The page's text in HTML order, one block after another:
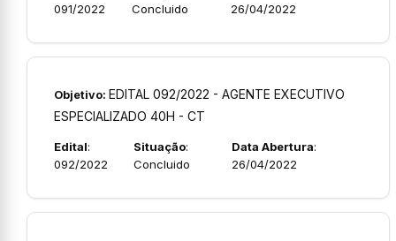
091/2022
Concluido
26/04/2022
Objetivo: EDITAL 092/2022 - AGENTE EXECUTIVO
ESPECIALIZADO 40H - CT
Edital:
092/2022
Situação:
Concluido
Data Abertura:
26/04/2022